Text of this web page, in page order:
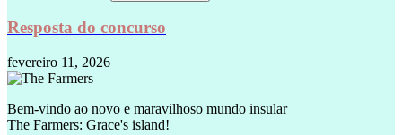
Resposta do concurso
fevereiro 11, 2026
Bem-vindo ao novo e maravilhoso mundo insular
The Farmers: Grace's island!